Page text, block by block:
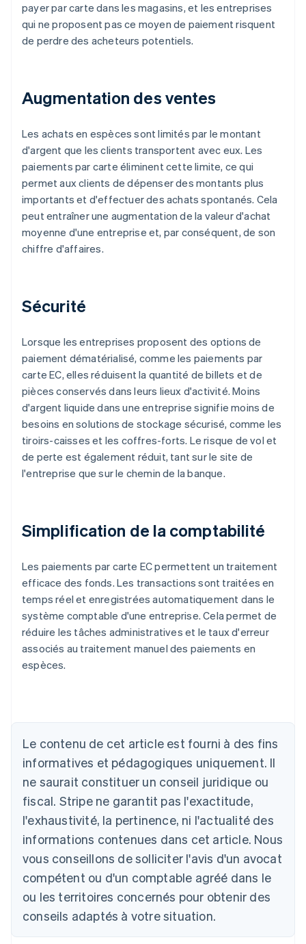
payer par carte dans les magasins, et les entreprises
qui ne proposent pas ce moyen de paiement risquent
de perdre des acheteurs potentiels.
Augmentation des ventes
Les achats en espèces sont limités par le montant
d'argent que les clients transportent avec eux. Les
paiements par carte éliminent cette limite, ce qui
permet aux clients de dépenser des montants plus
importants et d'effectuer des achats spontanés. Cela
peut entraîner une augmentation de la valeur d'achat
moyenne d'une entreprise et, par conséquent, de son
chiffre d'affaires.
Sécurité
Lorsque les entreprises proposent des options de
paiement dématérialisé, comme les paiements par
carte EC, elles réduisent la quantité de billets et de
pièces conservés dans leurs lieux d'activité. Moins
d'argent liquide dans une entreprise signifie moins de
besoins en solutions de stockage sécurisé, comme les
tiroirs-caisses et les coffres-forts. Le risque de vol et
de perte est également réduit, tant sur le site de
l'entreprise que sur le chemin de la banque.
Simplification de la comptabilité
Les paiements par carte EC permettent un traitement
efficace des fonds. Les transactions sont traitées en
temps réel et enregistrées automatiquement dans le
système comptable d'une entreprise. Cela permet de
réduire les tâches administratives et le taux d'erreur
associés au traitement manuel des paiements en
espèces.
Le contenu de cet article est fourni à des fins
informatives et pédagogiques uniquement. Il
ne saurait constituer un conseil juridique ou
fiscal. Stripe ne garantit pas l'exactitude,
l'exhaustivité, la pertinence, ni l'actualité des
informations contenues dans cet article. Nous
vous conseillons de solliciter l'avis d'un avocat
compétent ou d'un comptable agréé dans le
ou les territoires concernés pour obtenir des
conseils adaptés à votre situation.
Australie
Autriche
DeutschEnglish
Belgique
Nederlands FrançaisDeutsch English
Brésil
PortuguêsEnglish
English
Canada
English Français
Chine continentale
简体中文English
Chypre
Croatie